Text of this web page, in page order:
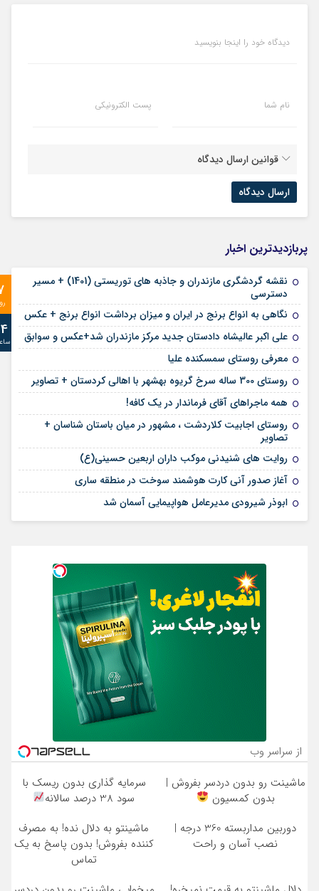
دیدگاه خود را اینجا بنویسید
نام شما پست الکترونیکی
قوانین ارسال دیدگاه
پربازدیدترین اخبار
نقشه گردشگری مازندران و جاذبه های توریستی (1401) + مسیر
دسترسی
نگاهی به انواع برنج در ایران و میزان برداشت انواع برنج + عکس
علی‌ اکبر عالیشاه دادستان جدید مرکز مازندران شد+عکس و سوابق
معرفی روستای سمسکنده علیا
روستای 300 ساله سرخ ‌گریوه بهشهر با اهالی کردستان + تصاویر
همه ماجراهای آقای فرماندار در یک کافه!
روستای اجابیت کلاردشت ، مشهور در میان باستان شناسان +
تصاویر
روایت های شنیدنی موکب داران اربعین حسینی(ع)
آغاز صدور آنی کارت هوشمند سوخت در منطقه ساری
ابوذر شیرودی مدیرعامل هواپیمایی آسمان شد
از سراسر وب
ماشینت رو بدون دردسر بفروش |
بدون کمسیون
سرمایه گذاری بدون ریسک با
سود 38 درصد سالانه
دوربین مداربسته 360 درجه |
نصب آسان و راحت
ماشینتو به دلال نده! به مصرف
کننده بفروش! بدون پاسخ به یک
تماس